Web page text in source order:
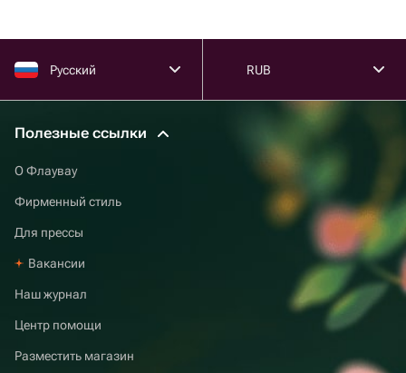
Русский RUB
Полезные ссылки
О Флаувау
Фирменный стиль
Для прессы
Вакансии
Наш журнал
Центр помощи
Разместить магазин